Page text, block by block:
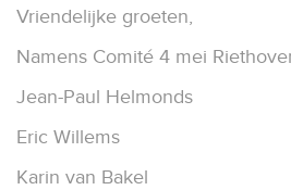
Vriendelijke groeten,
Namens Comité 4 mei
Jean-Paul Helmonds
Eric Willems
Karin van Bakel